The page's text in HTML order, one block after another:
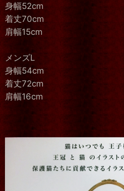
身幅52cm
着丈70cm
肩幅15cm
メンズL
身幅54cm
着丈72cm
肩幅16cm